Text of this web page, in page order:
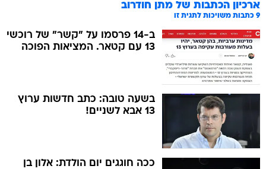
ארכיון הכתבות של מתן חודרוב
9 כתבות משויכות לתגית זו
ב-14 פרסמו על "קשר" של רוכשי
13 עם קטאר. המציאות הפוכה
בשעה טובה: כתב חדשות ערוץ
13 אבא לשניים!
ככה חוגגים יום הולדת: אלון בן